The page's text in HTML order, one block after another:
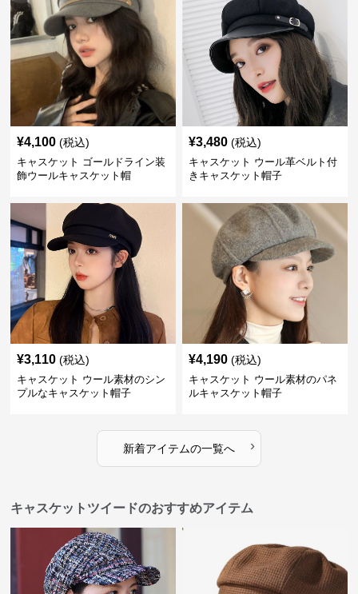
¥4,100 (税込)
キャスケット ゴールドライン装
飾ウールキャスケット帽
¥3,480 (税込)
キャスケット ウール革ベルト付
きキャスケット帽子
¥3,110 (税込)
キャスケット ウール素材のシン
プルなキャスケット帽子
¥4,190 (税込)
キャスケット ウール素材のパネ
ルキャスケット帽子
新着アイテムの一覧へ ›
キャスケットツイードのおすすめアイテム